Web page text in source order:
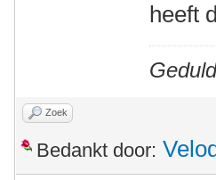
heeft
Zoek
Bedankt door: